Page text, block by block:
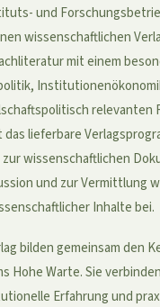
und
wissenschaftlichen
mit einem
relevanten
lieferbare
wissenschaftlichen
und zur Vermittlung
Inhalte bei.
bilden gemeinsam den
Hohe Warte. Sie
Erfahrung und